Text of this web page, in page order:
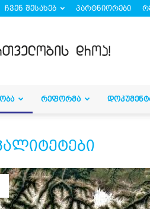
ჩვენ შესახებ პარტნიორები
ᲠᲔᲤᲝᲠᲛᲐ